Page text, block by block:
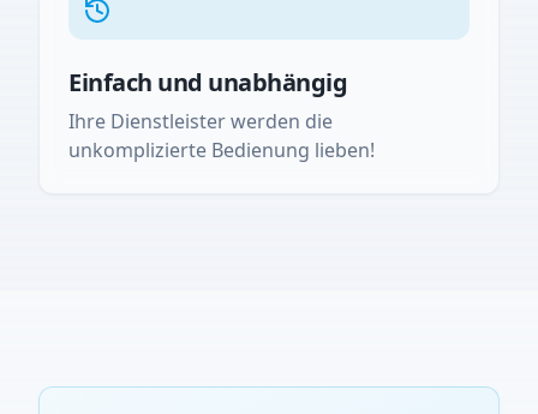
Einfach und unabhängig
Ihre Dienstleister werden die
unkomplizierte Bedienung lieben!